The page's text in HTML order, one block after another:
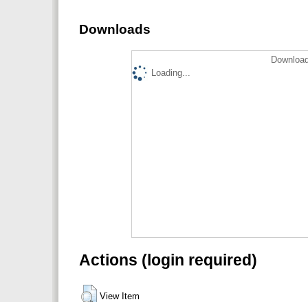
Downloads
Loading...
Actions (login required)
View Item